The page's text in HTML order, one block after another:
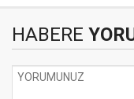
HABERE